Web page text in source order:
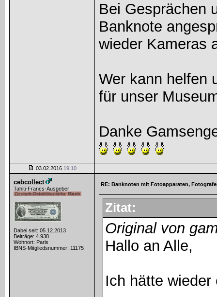
Bei Gesprächen
Banknote
wieder Kameras
Wer kann helfen
für unser
Danke
03.02.2016 19:10
cebcollect
Tahiti-Francs-Ausgeber
Dabei seit: 05.12.2013
Beiträge: 4.938
Wohnort: Paris
IBNS-Mitgliedsnummer: 11175
RE: Banknoten mit Fotoapparaten,
Zitat:
Original von
Hallo an Alle,
Ich hätte